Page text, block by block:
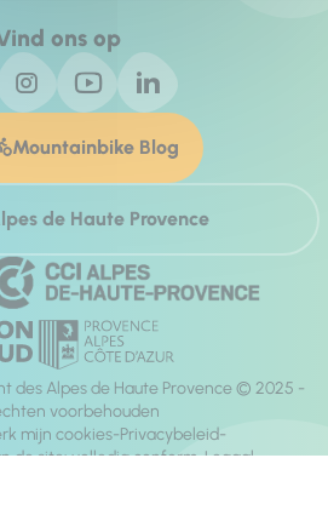
ons op
Mountainbike Blog
de Haute Provence
des Alpes de Haute Provence © 2025 -
voorbehouden
mijn cookies Privacybeleid
de site: volledig conform Legaal